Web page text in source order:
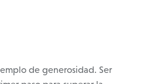
de generosidad. Ser